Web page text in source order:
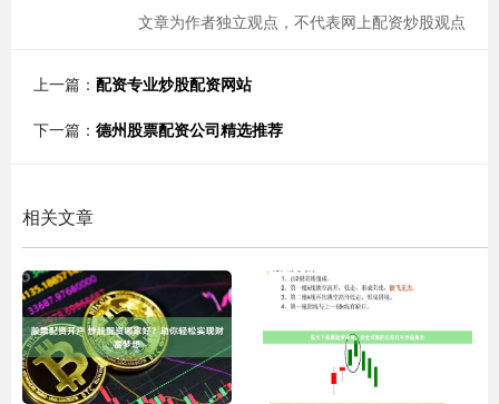
文章为作者独立观点，不代表网上配资炒股观点
上一篇： 配资专业炒股配资网站
下一篇： 德州股票配资公司精选推荐
相关文章